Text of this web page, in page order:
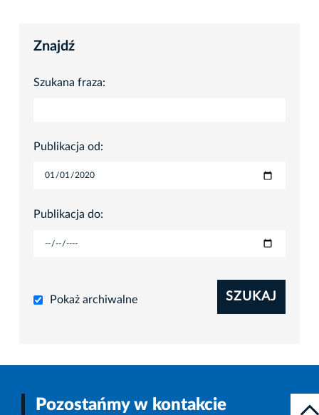
Znajdź
Szukana fraza:
Publikacja od:
Publikacja do:
Pokaż archiwalne SZUKAJ
Pozostańmy w kontakcie